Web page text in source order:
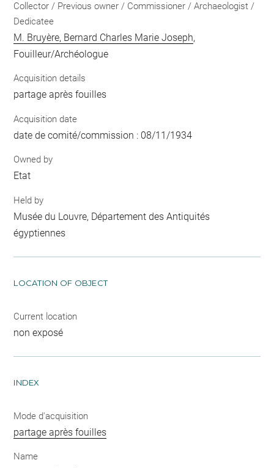
Collector / Previous owner / Commissioner / Archaeologist /
Dedicatee
M. Bruyère, Bernard Charles Marie Joseph,
Fouilleur/Archéologue
Acquisition details
partage après fouilles
Acquisition date
date de comité/commission : 08/11/1934
Owned by
Etat
Held by
Musée du Louvre, Département des Antiquités
égyptiennes
LOCATION OF OBJECT
Current location
non exposé
INDEX
Mode d'acquisition
partage après fouilles
Name